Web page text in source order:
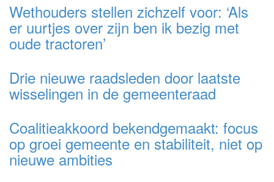
Wethouders stellen zichzelf voor: ‘Als
er uurtjes over zijn ben ik bezig met
oude tractoren’
Drie nieuwe raadsleden door laatste
wisselingen in de gemeenteraad
Coalitieakkoord bekendgemaakt: focus
op groei gemeente en stabiliteit, niet op
nieuwe ambities